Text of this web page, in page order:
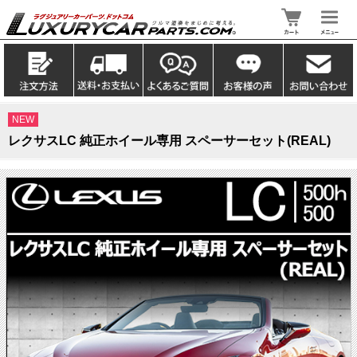
NEW
レクサスLC 純正ホイール専用 スペーサーセット(REAL)